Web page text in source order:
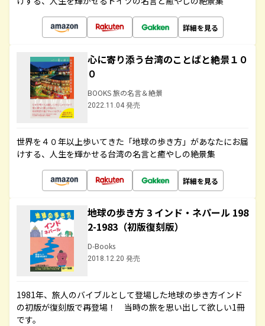
詳細を見る
心に寄り添う台湾のことばと絶景１０
０
BOOKS 旅の名言＆絶景
2022.11.04 発売
世界を４０年以上歩いてきた「地球の歩き方」があなたにお届
けする、人生を輝かせる台湾の名言と癒やしの絶景集
詳細を見る
地球の歩き方 3 インド・ネパール 198
2-1983（初版復刻版）
D-Books
2018.12.20 発売
1981年、旅人のバイブルとして登場した地球の歩き方インド
の初版が復刻版で再登場！ 当時の旅を思い出して欲しい1冊
です。